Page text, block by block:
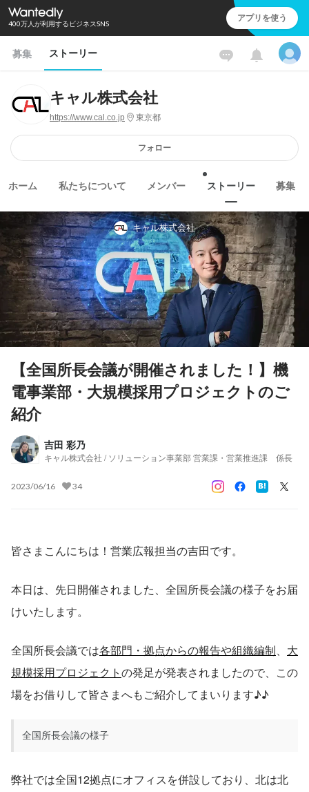
400万人が利用するビジネスSNS アプリを使う
募集 ストーリー
キャル株式会社
https://www.cal.co.jp 東京都
フォロー
ホーム 私たちについて メンバー ストーリー 募集
キャル株式会社
【全国所長会議が開催されました！】機
電事業部・大規模採用プロジェクトのご
紹介
吉田 彩乃
キャル株式会社 / ソリューション事業部 営業課・営業推進課 係長
2023/06/16 34
皆さまこんにちは！営業広報担当の吉田です。
本日は、先日開催されました、全国所長会議の様子をお届
けいたします。
全国所長会議では各部門・拠点からの報告や組織編制、 大
規模採用プロジェクトの発足が発表されましたので、この
場をお借りして皆さまへもご紹介してまいります♪♪
全国所長会議の様子
弊社では全国12拠点にオフィスを併設しており、北は北